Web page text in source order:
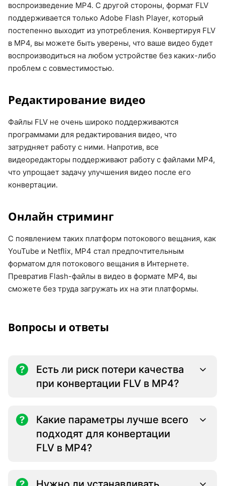
воспроизведение MP4. С другой стороны, формат FLV
поддерживается только Adobe Flash Player, который
постепенно выходит из употребления. Конвертируя FLV
в MP4, вы можете быть уверены, что ваше видео будет
воспроизводиться на любом устройстве без каких-либо
проблем с совместимостью.
Редактирование видео
Файлы FLV не очень широко поддерживаются
программами для редактирования видео, что
затрудняет работу с ними. Напротив, все
видеоредакторы поддерживают работу с файлами MP4,
что упрощает задачу улучшения видео после его
конвертации.
Онлайн стриминг
С появлением таких платформ потокового вещания, как
YouTube и Netflix, MP4 стал предпочтительным
форматом для потокового вещания в Интернете.
Превратив Flash-файлы в видео в формате MP4, вы
сможете без труда загружать их на эти платформы.
Вопросы и ответы
Есть ли риск потери качества
при конвертации FLV в MP4?
Какие параметры лучше всего
подходят для конвертации
FLV в MP4?